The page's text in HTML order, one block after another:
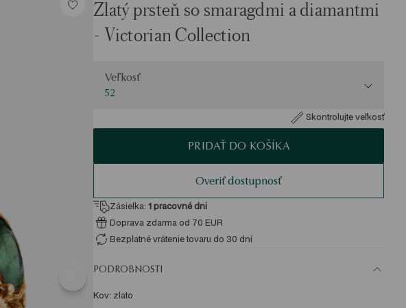
Zlatý prsteň so smaragdmi a diamantmi
- Victorian Collection
Veľkosť
52
Skontrolujte veľkosť
PRIDAŤ DO KOŠÍKA
Overiť dostupnosť
Zásielka: 1 pracovné dni
Doprava zdarma od 70 EUR
Bezplatné vrátenie tovaru do 30 dní
PODROBNOSTI
Kov: zlato